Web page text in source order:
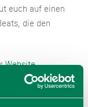
euch auf einen
die den
Website.